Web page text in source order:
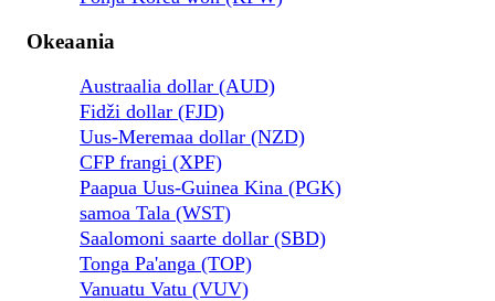
Okeaania
Austraalia dollar (AUD)
Fidži dollar (FJD)
Uus-Meremaa dollar (NZD)
CFP frangi (XPF)
Paapua Uus-Guinea Kina (PGK)
samoa Tala (WST)
Saalomoni saarte dollar (SBD)
Tonga Pa'anga (TOP)
Vanuatu Vatu (VUV)